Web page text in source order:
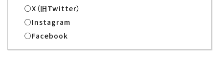
○X（旧Twitter）
○Instagram
○Facebook